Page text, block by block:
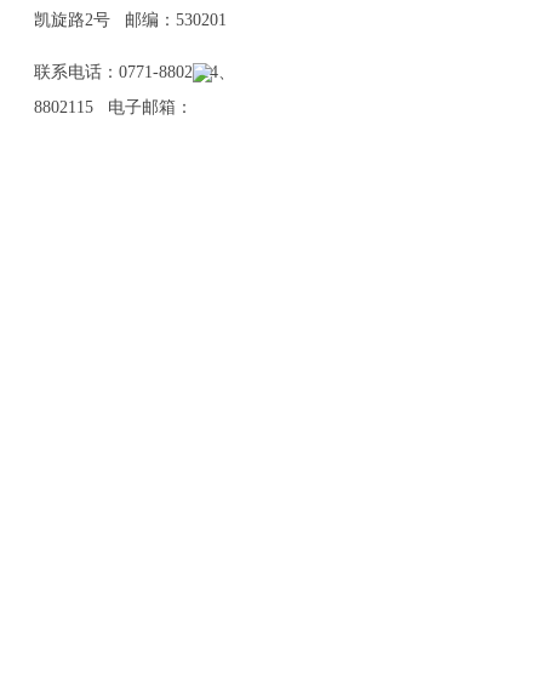
凯旋路2号 邮编：530201
联系电话：0771-8802114、
8802115 电子邮箱：